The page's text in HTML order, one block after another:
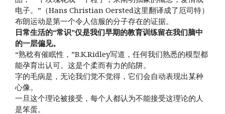
电子。”（Hans Christian Oersted这里翻译成了厄司特）
布朗运动是第一个令人信服的分子存在的证据。
日常生活的“常识”仅是我们早期的教育训练留在我们脑中
的一层偏见。
“熟稔有催眠性，”B.K.Ridley写道，任何我们熟悉的模型都
能孕育出认可。这是个柔而有力的陷阱。
字的毛病是，无论我们觉不觉得，它们会自动表现出某种
心像。
一旦这个理论被接受，每个人都认为不能接受这理论的人
是笨蛋。